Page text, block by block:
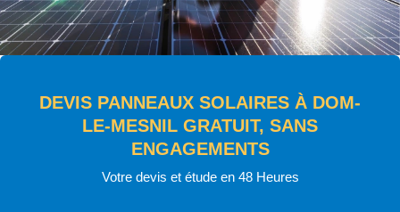
DEVIS PANNEAUX SOLAIRES À DOM-
LE-MESNIL GRATUIT, SANS
ENGAGEMENTS
Votre devis et étude en 48 Heures